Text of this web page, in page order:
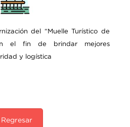
del “Muelle Turístico de
el fin de brindar mejores
y logística
Regresar